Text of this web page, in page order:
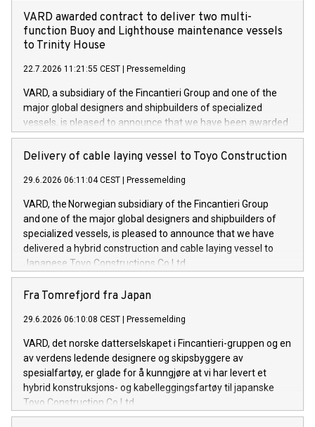
denne typen VARD har signert kontrakt på. Kontraktsverdien
overstiger 220 millioner euro.
VARD awarded contract to deliver two multi-
function Buoy and Lighthouse maintenance vessels
to Trinity House
22.7.2026 11:21:55 CEST | Pressemelding
VARD, a subsidiary of the Fincantieri Group and one of the
major global designers and shipbuilders of specialized
vessels, is pleased to announce that we have been awarded
a contract with the British maritime safety and welfare
organisation Trinity House for two multi-function Buoy and
vessels VARD has signed of its kind. The value of the
Delivery of cable laying vessel to Toyo Construction
29.6.2026 06:11:04 CEST | Pressemelding
VARD, the Norwegian subsidiary of the Fincantieri Group
and one of the major global designers and shipbuilders of
specialized vessels, is pleased to announce that we have
delivered a hybrid construction and cable laying vessel to
Japanese Toyo Constructions Co Ltd.
Fra Tomrefjord fra Japan
29.6.2026 06:10:08 CEST | Pressemelding
VARD, det norske datterselskapet i Fincantieri-gruppen og en
av verdens ledende designere og skipsbyggere av
spesialfartøy, er glade for å kunngjøre at vi har levert et
hybrid konstruksjons- og kabelleggingsfartøy til japanske
Toyo Construction Co Ltd.